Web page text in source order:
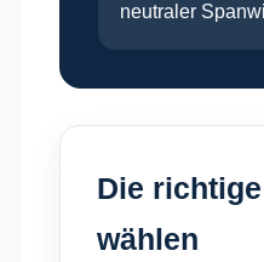
neutraler
Die
wählen